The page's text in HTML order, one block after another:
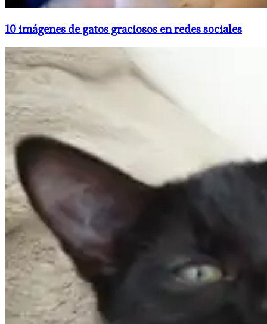
10 imágenes de gatos graciosos en redes sociales